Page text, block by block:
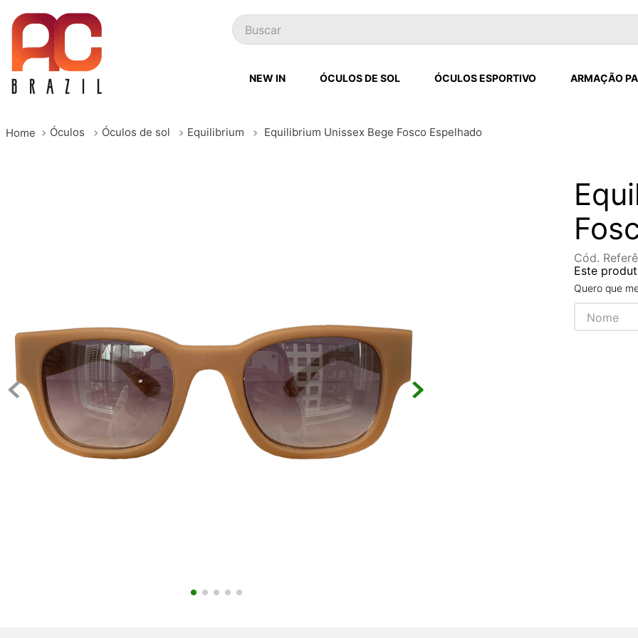
Buscar
NEW IN ÓCULOS DE SOL ÓCULOS ESPORTIVO ARMAÇÃO
Óculos Óculos de sol Equilibrium Equilibrium Unissex Bege Fosco Espelhado
Cód.
Este
Quero que